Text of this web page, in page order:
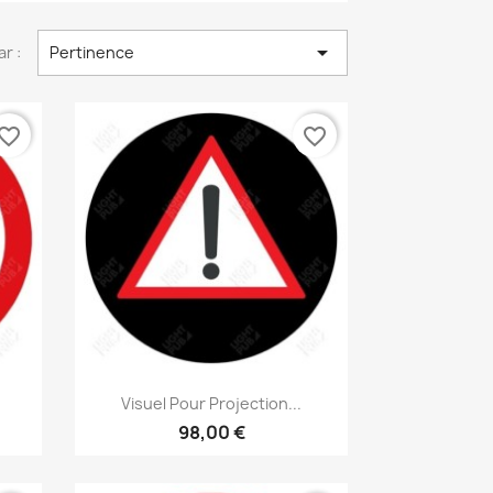
: Pertinence 
Visuel Pour Projection...
98,00 €
Aperçu rapide
favorite_border